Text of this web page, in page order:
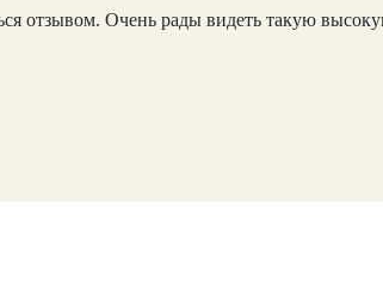
отзывом. Очень рады видеть такую